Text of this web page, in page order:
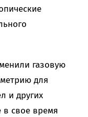
газовую
для
и других
в свое время